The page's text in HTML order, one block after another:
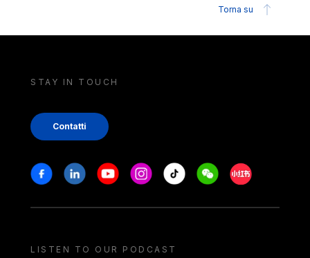
Torna su
STAY IN TOUCH
Contatti
Stay in touch
FacebookLinkedinYoutubeInstagram
Tiktok WeechatXiaohongshu/
LISTEN TO OUR PODCAST